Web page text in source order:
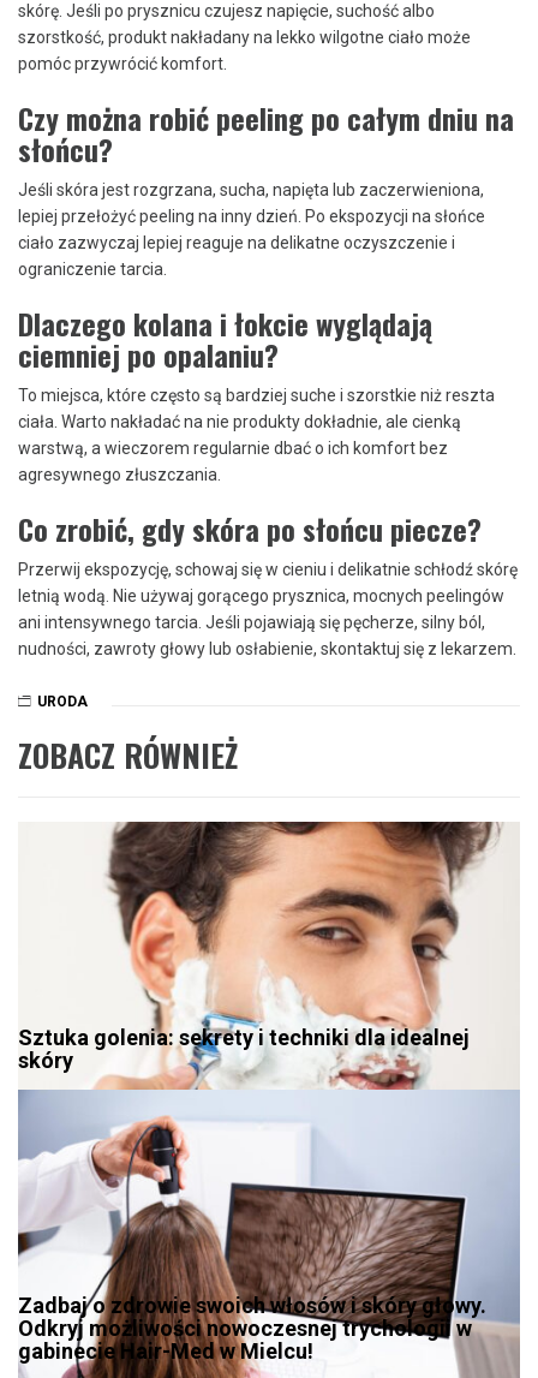
skórę. Jeśli po prysznicu czujesz napięcie, suchość albo
szorstkość, produkt nakładany na lekko wilgotne ciało może
pomóc przywrócić komfort.
Czy można robić peeling po całym dniu na
słońcu?
Jeśli skóra jest rozgrzana, sucha, napięta lub zaczerwieniona,
lepiej przełożyć peeling na inny dzień. Po ekspozycji na słońce
ciało zazwyczaj lepiej reaguje na delikatne oczyszczenie i
ograniczenie tarcia.
Dlaczego kolana i łokcie wyglądają
ciemniej po opalaniu?
To miejsca, które często są bardziej suche i szorstkie niż reszta
ciała. Warto nakładać na nie produkty dokładnie, ale cienką
warstwą, a wieczorem regularnie dbać o ich komfort bez
agresywnego złuszczania.
Co zrobić, gdy skóra po słońcu piecze?
Przerwij ekspozycję, schowaj się w cieniu i delikatnie schłodź skórę
letnią wodą. Nie używaj gorącego prysznica, mocnych peelingów
ani intensywnego tarcia. Jeśli pojawiają się pęcherze, silny ból,
nudności, zawroty głowy lub osłabienie, skontaktuj się z lekarzem.
URODA
ZOBACZ RÓWNIEŻ
Sztuka golenia: sekrety i techniki dla idealnej
skóry
Zadbaj o zdrowie swoich włosów i skóry głowy.
Odkryj możliwości nowoczesnej trychologii w
gabinecie Hair-Med w Mielcu!